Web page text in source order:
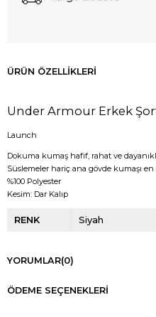
ÜRÜN ÖZELLIKLERI
Under Armour Erkek
Launch
Dokuma kumaş hafif, rahat ve
Süslemeler hariç ana gövde kumaşı
%100 Polyester
Kesim: Dar Kalıp
RENK Siyah
YORUMLAR(0)
ÖDEME SEÇENEKLERI